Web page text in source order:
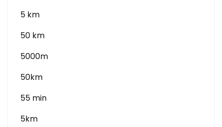
5 km
50 km
5000m
50km
55 min
5km